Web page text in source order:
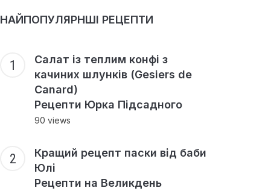
НАЙПОПУЛЯРНШІ РЕЦЕПТИ
Салат із теплим конфі з
качиних шлунків (Gesiers de
Canard)
Рецепти Юрка Підсадного
90 views
Кращий рецепт паски від баби
Юлі
Рецепти на Великдень